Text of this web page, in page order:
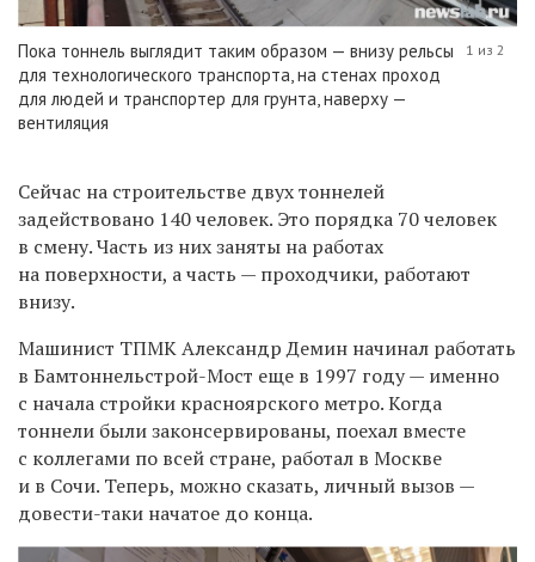
Пока тоннель выглядит таким образом — внизу рельсы
для технологического транспорта, на стенах проход
для людей и транспортер для грунта, наверху —
вентиляция
1 из 2
Сейчас на строительстве двух тоннелей
задействовано 140 человек. Это порядка 70 человек
в смену. Часть из них заняты на работах
на поверхности, а часть — проходчики, работают
внизу.
Машинист ТПМК Александр Демин начинал работать
в Бамтоннельстрой-Мост еще в 1997 году — именно
с начала стройки красноярского метро. Когда
тоннели были законсервированы, поехал вместе
с коллегами по всей стране, работал в Москве
и в Сочи. Теперь, можно сказать, личный вызов —
довести-таки начатое до конца.